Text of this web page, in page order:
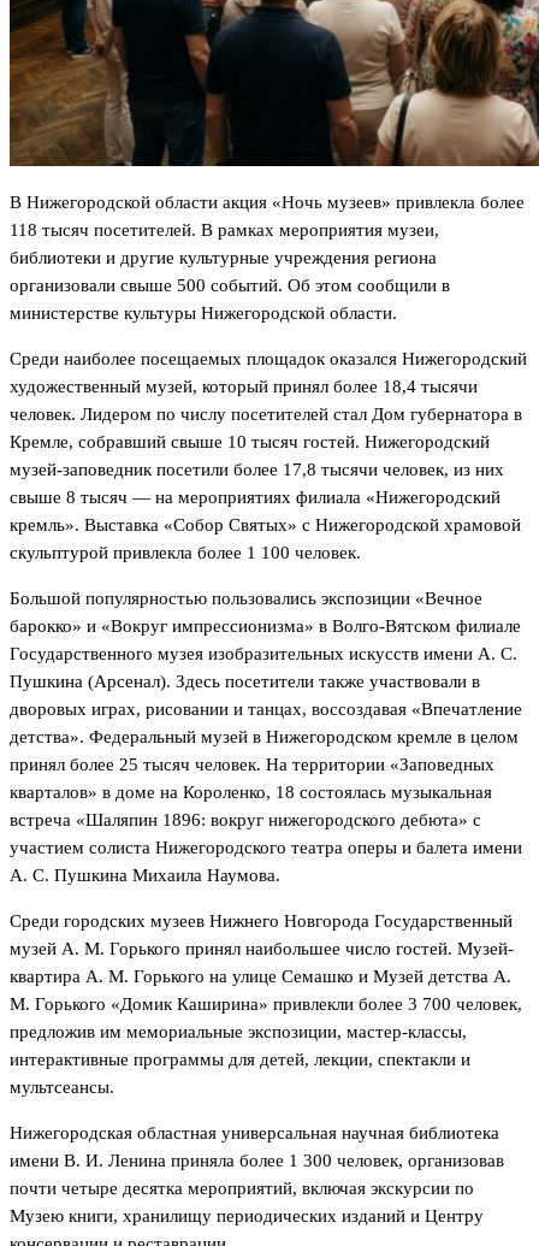
В Нижегородской области акция «Ночь музеев» привлекла более
118 тысяч посетителей. В рамках мероприятия музеи,
библиотеки и другие культурные учреждения региона
организовали свыше 500 событий. Об этом сообщили в
министерстве культуры Нижегородской области.
Среди наиболее посещаемых площадок оказался Нижегородский
художественный музей, который принял более 18,4 тысячи
человек. Лидером по числу посетителей стал Дом губернатора в
Кремле, собравший свыше 10 тысяч гостей. Нижегородский
музей-заповедник посетили более 17,8 тысячи человек, из них
свыше 8 тысяч — на мероприятиях филиала «Нижегородский
кремль». Выставка «Собор Святых» с Нижегородской храмовой
скульптурой привлекла более 1 100 человек.
Большой популярностью пользовались экспозиции «Вечное
барокко» и «Вокруг импрессионизма» в Волго-Вятском филиале
Государственного музея изобразительных искусств имени А. С.
Пушкина (Арсенал). Здесь посетители также участвовали в
дворовых играх, рисовании и танцах, воссоздавая «Впечатление
детства». Федеральный музей в Нижегородском кремле в целом
принял более 25 тысяч человек. На территории «Заповедных
кварталов» в доме на Короленко, 18 состоялась музыкальная
встреча «Шаляпин 1896: вокруг нижегородского дебюта» с
участием солиста Нижегородского театра оперы и балета имени
А. С. Пушкина Михаила Наумова.
Среди городских музеев Нижнего Новгорода Государственный
музей А. М. Горького принял наибольшее число гостей. Музей-
квартира А. М. Горького на улице Семашко и Музей детства А.
М. Горького «Домик Каширина» привлекли более 3 700 человек,
предложив им мемориальные экспозиции, мастер-классы,
интерактивные программы для детей, лекции, спектакли и
мультсеансы.
Нижегородская областная универсальная научная библиотека
имени В. И. Ленина приняла более 1 300 человек, организовав
почти четыре десятка мероприятий, включая экскурсии по
Музею книги, хранилищу периодических изданий и Центру